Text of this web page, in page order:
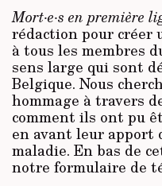
Mort·e·s en première
rédaction pour créer
à tous les membres
sens large qui sont
Belgique. Nous
hommage à travers
comment ils ont pu
en avant leur apport
maladie. En bas de
notre formulaire de